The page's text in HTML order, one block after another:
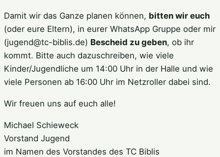
Damit wir das Ganze planen können, bitten wir euch
(oder eure Eltern), in eurer WhatsApp Gruppe oder mir
(jugend@tc-biblis.de) Bescheid zu geben, ob ihr
kommt. Bitte auch dazuschreiben, wie viele
Kinder/Jugendliche um 14:00 Uhr in der Halle und wie
viele Personen ab 16:00 Uhr im Netzroller dabei sind.
Wir freuen uns auf euch alle!
Michael Schieweck
Vorstand Jugend
im Namen des Vorstandes des TC Biblis